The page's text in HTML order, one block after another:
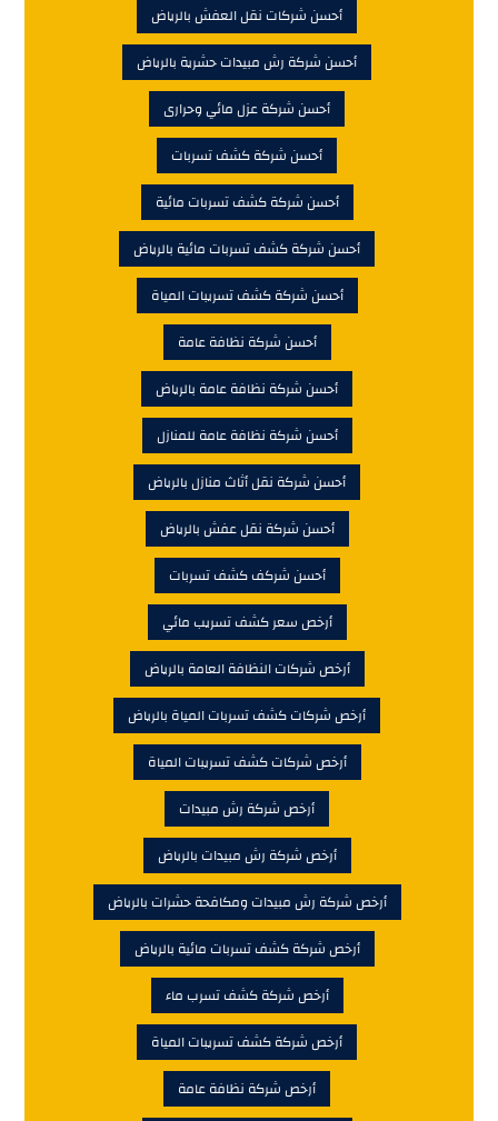
أحسن شركات نقل العفش بالرياض
أحسن شركة رش مبيدات حشرية بالرياض
أحسن شركة عزل مائي وحرارى
أحسن شركة كشف تسربات
أحسن شركة كشف تسربات مائية
أحسن شركة كشف تسربات مائية بالرياض
أحسن شركة كشف تسريبات المياة
أحسن شركة نظافة عامة
أحسن شركة نظافة عامة بالرياض
أحسن شركة نظافة عامة للمنازل
أحسن شركة نقل أثاث منازل بالرياض
أحسن شركة نقل عفش بالرياض
أحسن شركف كشف تسربات
أرخص سعر كشف تسريب مائي
أرخص شركات النظافة العامة بالرياض
أرخص شركات كشف تسربات المياة بالرياض
أرخص شركات كشف تسريبات المياة
أرخص شركة رش مبيدات
أرخص شركة رش مبيدات بالرياض
أرخص شركة رش مبيدات ومكافحة حشرات بالرياض
أرخص شركة كشف تسربات مائية بالرياض
أرخص شركة كشف تسرب ماء
أرخص شركة كشف تسريبات المياة
أرخص شركة نظافة عامة